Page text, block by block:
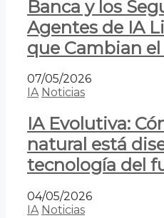
Banca y los
Agentes de IA
que Cambian
07/05/2026
IA Noticias
IA Evolutiva:
natural está
tecnología del
04/05/2026
IA Noticias